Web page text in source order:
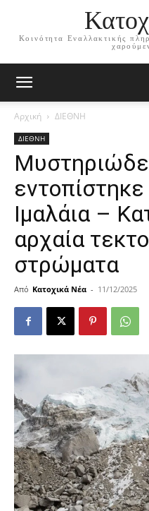
Κοινότητα Εναλλακτικής
Αρχική ΔΙΕΘΝΗ
ΔΙΕΘΝΗ
Ιμαλάια –
αρχαία
στρώματα
Από Κατοχικά Νέα - 11/12/2025